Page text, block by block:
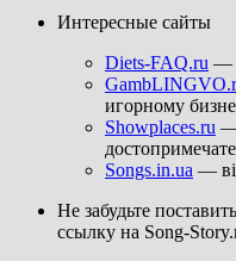
Интересные сайты
Diets-FAQ.ru —
игорному
Showplaces.ru —
Songs.in.ua —
Не забудьте
ссылку на Song-